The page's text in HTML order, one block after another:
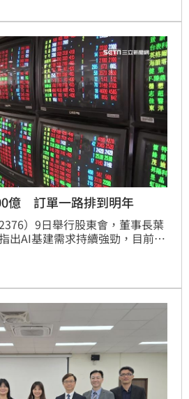
，董事長魏哲家也有4330萬元
息表現再次展現其身為權值股的
億 訂單一路排到明年
）9日舉行股東會，董事長葉
出AI基建需求持續強勁，目前訂
機會挑戰新高。不過，受台股
收在344.5元。